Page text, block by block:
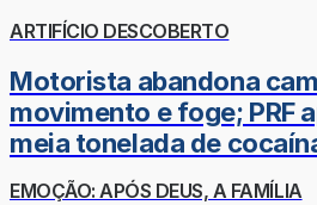
ARTIFÍCIO DESCOBERTO
Motorista abandona
movimento e foge; PRF
meia tonelada de
EMOÇÃO: APÓS DEUS, A FAMÍLIA